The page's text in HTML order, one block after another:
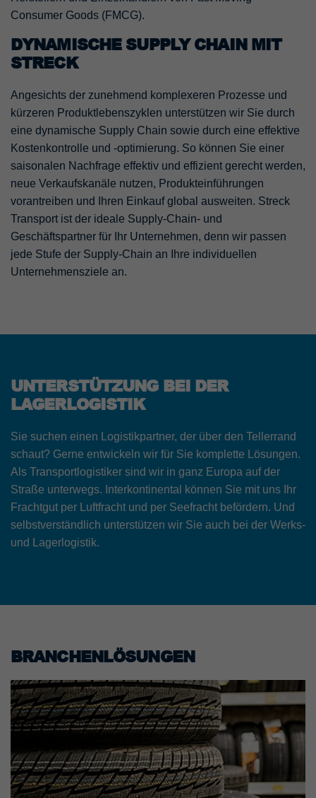
Consumer Goods (FMCG).
DYNAMISCHE SUPPLY CHAIN MIT
STRECK
Angesichts der zunehmend komplexeren Prozesse und
kürzeren Produktlebenszyklen unterstützen wir Sie durch
eine dynamische Supply Chain sowie durch eine effektive
Kostenkontrolle und -optimierung. So können Sie einer
saisonalen Nachfrage effektiv und effizient gerecht werden,
neue Verkaufskanäle nutzen, Produkteinführungen
vorantreiben und Ihren Einkauf global ausweiten. Streck
Transport ist der ideale Supply-Chain- und
Geschäftspartner für Ihr Unternehmen, denn wir passen
jede Stufe der Supply-Chain an Ihre individuellen
Unternehmensziele an.
UNTERSTÜTZUNG BEI DER
LAGERLOGISTIK
Sie suchen einen Logistikpartner, der über den Tellerrand
schaut? Gerne entwickeln wir für Sie komplette Lösungen.
Als Transportlogistiker sind wir in ganz Europa auf der
Straße unterwegs. Interkontinental können Sie mit uns Ihr
Frachtgut per Luftfracht und per Seefracht befördern. Und
selbstverständlich unterstützen wir Sie auch bei der Werks-
und Lagerlogistik.
BRANCHENLÖSUNGEN